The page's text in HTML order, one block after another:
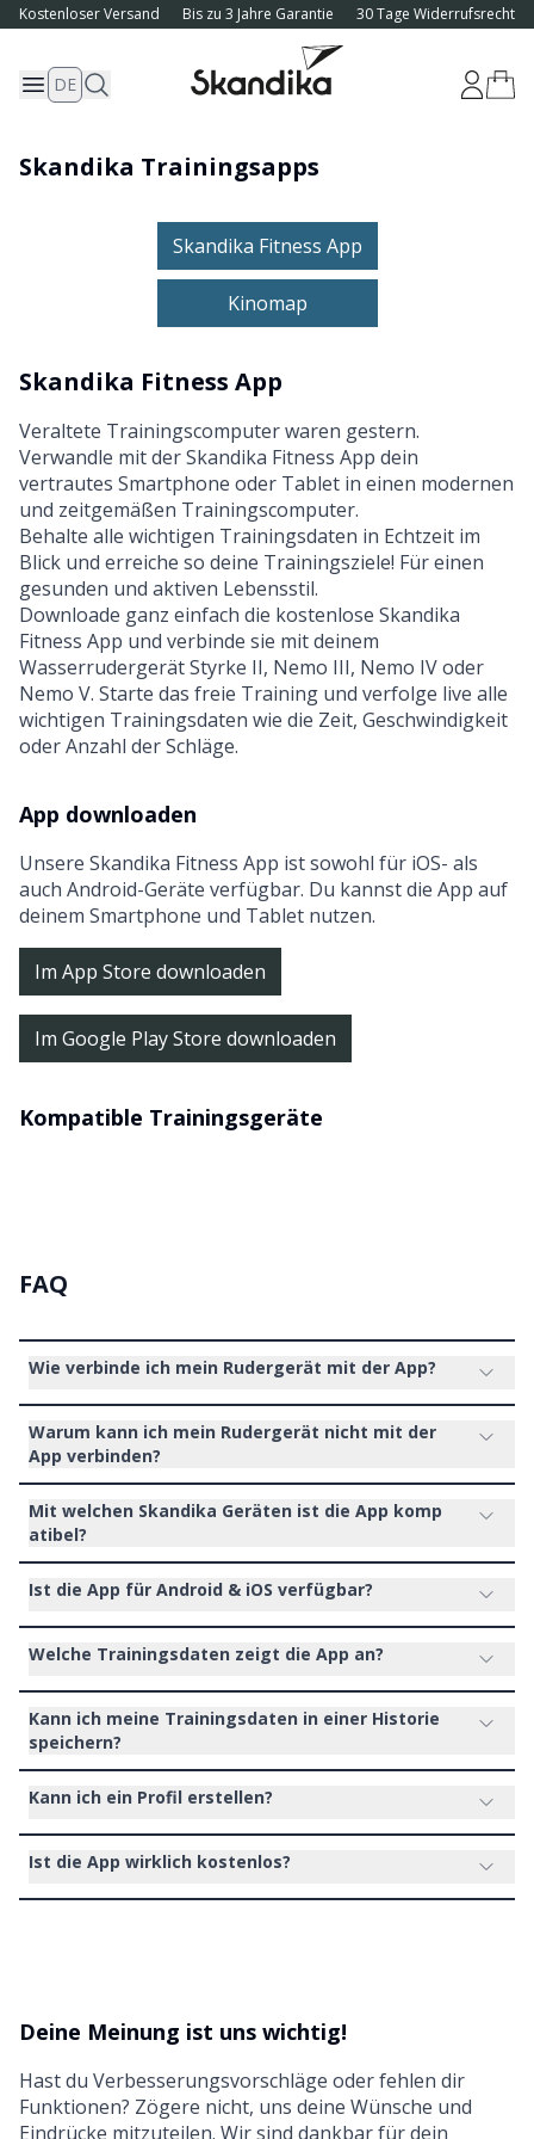
Kostenloser Versand Bis zu 3 Jahre Garantie 30 Tage Widerrufsrecht
DE
Skandika Trainingsapps
Skandika Fitness App
Kinomap
Skandika Fitness App
Veraltete Trainingscomputer waren gestern.
Verwandle mit der Skandika Fitness App dein
vertrautes Smartphone oder Tablet in einen modernen
und zeitgemäßen Trainingscomputer.
Behalte alle wichtigen Trainingsdaten in Echtzeit im
Blick und erreiche so deine Trainingsziele! Für einen
gesunden und aktiven Lebensstil.
Downloade ganz einfach die kostenlose Skandika
Fitness App und verbinde sie mit deinem
Wasserrudergerät Styrke II, Nemo III, Nemo IV oder
Nemo V. Starte das freie Training und verfolge live alle
wichtigen Trainingsdaten wie die Zeit, Geschwindigkeit
oder Anzahl der Schläge.
App downloaden
Unsere Skandika Fitness App ist sowohl für iOS- als
auch Android-Geräte verfügbar. Du kannst die App auf
deinem Smartphone und Tablet nutzen.
Im App Store downloaden
Im Google Play Store downloaden
Kompatible Trainingsgeräte
FAQ
Wie verbinde ich mein Rudergerät mit der App?
Warum kann ich mein Rudergerät nicht mit der
App verbinden?
Mit welchen Skandika Geräten ist die App komp
atibel?
Ist die App für Android & iOS verfügbar?
Welche Trainingsdaten zeigt die App an?
Kann ich meine Trainingsdaten in einer Historie
speichern?
Kann ich ein Profil erstellen?
Ist die App wirklich kostenlos?
Deine Meinung ist uns wichtig!
Hast du Verbesserungsvorschläge oder fehlen dir
Funktionen? Zögere nicht, uns deine Wünsche und
Eindrücke mitzuteilen. Wir sind dankbar für dein